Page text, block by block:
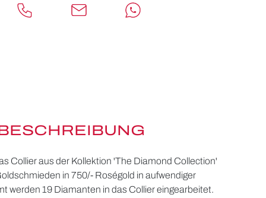
Collier aus der Kollektion 'The Diamond Collection'
in 750/- Roségold in aufwendiger
werden 19 Diamanten in das Collier eingearbeitet.